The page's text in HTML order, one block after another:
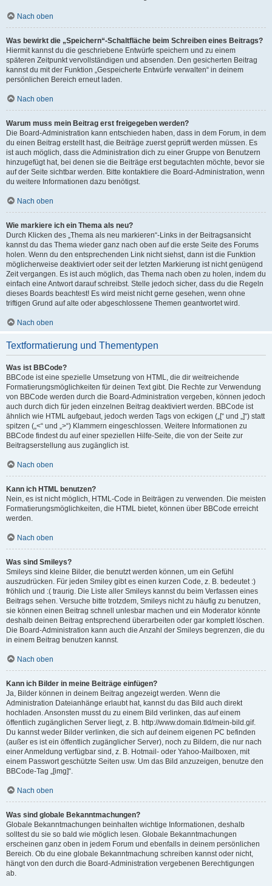
Nach oben
Was bewirkt die „Speichern“-Schaltfläche beim Schreiben eines Beitrags?
Hiermit kannst du die geschriebene Entwürfe speichern und zu einem
späteren Zeitpunkt vervollständigen und absenden. Den gesicherten Beitrag
kannst du mit der Funktion „Gespeicherte Entwürfe verwalten“ in deinem
persönlichen Bereich erneut laden.
Nach oben
Warum muss mein Beitrag erst freigegeben werden?
Die Board-Administration kann entschieden haben, dass in dem Forum, in dem
du einen Beitrag erstellt hast, die Beiträge zuerst geprüft werden müssen. Es
ist auch möglich, dass die Administration dich zu einer Gruppe von Benutzern
hinzugefügt hat, bei denen sie die Beiträge erst begutachten möchte, bevor sie
auf der Seite sichtbar werden. Bitte kontaktiere die Board-Administration, wenn
du weitere Informationen dazu benötigst.
Nach oben
Wie markiere ich ein Thema als neu?
Durch Klicken des „Thema als neu markieren“-Links in der Beitragsansicht
kannst du das Thema wieder ganz nach oben auf die erste Seite des Forums
holen. Wenn du den entsprechenden Link nicht siehst, dann ist die Funktion
möglicherweise deaktiviert oder seit der letzten Markierung ist nicht genügend
Zeit vergangen. Es ist auch möglich, das Thema nach oben zu holen, indem du
einfach eine Antwort darauf schreibst. Stelle jedoch sicher, dass du die Regeln
dieses Boards beachtest! Es wird meist nicht gerne gesehen, wenn ohne
triftigen Grund auf alte oder abgeschlossene Themen geantwortet wird.
Nach oben
Textformatierung und Thementypen
Was ist BBCode?
BBCode ist eine spezielle Umsetzung von HTML, die dir weitreichende
Formatierungsmöglichkeiten für deinen Text gibt. Die Rechte zur Verwendung
von BBCode werden durch die Board-Administration vergeben, können jedoch
auch durch dich für jeden einzelnen Beitrag deaktiviert werden. BBCode ist
ähnlich wie HTML aufgebaut, jedoch werden Tags von eckigen („[“ und „]“) statt
spitzen („<“ und „>“) Klammern eingeschlossen. Weitere Informationen zu
BBCode findest du auf einer speziellen Hilfe-Seite, die von der Seite zur
Beitragserstellung aus zugänglich ist.
Nach oben
Kann ich HTML benutzen?
Nein, es ist nicht möglich, HTML-Code in Beiträgen zu verwenden. Die meisten
Formatierungsmöglichkeiten, die HTML bietet, können über BBCode erreicht
werden.
Nach oben
Was sind Smileys?
Smileys sind kleine Bilder, die benutzt werden können, um ein Gefühl
auszudrücken. Für jeden Smiley gibt es einen kurzen Code, z. B. bedeutet :)
fröhlich und :( traurig. Die Liste aller Smileys kannst du beim Verfassen eines
Beitrags sehen. Versuche bitte trotzdem, Smileys nicht zu häufig zu benutzen,
sie können einen Beitrag schnell unlesbar machen und ein Moderator könnte
deshalb deinen Beitrag entsprechend überarbeiten oder gar komplett löschen.
Die Board-Administration kann auch die Anzahl der Smileys begrenzen, die du
in einem Beitrag benutzen kannst.
Nach oben
Kann ich Bilder in meine Beiträge einfügen?
Ja, Bilder können in deinem Beitrag angezeigt werden. Wenn die
Administration Dateianhänge erlaubt hat, kannst du das Bild auch direkt
hochladen. Ansonsten musst du zu einem Bild verlinken, das auf einem
öffentlich zugänglichen Server liegt, z. B. http://www.domain.tld/mein-bild.gif.
Du kannst weder Bilder verlinken, die sich auf deinem eigenen PC befinden
(außer es ist ein öffentlich zugänglicher Server), noch zu Bildern, die nur nach
einer Anmeldung verfügbar sind, z. B. Hotmail- oder Yahoo-Mailboxen, mit
einem Passwort geschützte Seiten usw. Um das Bild anzuzeigen, benutze den
BBCode-Tag „[img]“.
Nach oben
Was sind globale Bekanntmachungen?
Globale Bekanntmachungen beinhalten wichtige Informationen, deshalb
solltest du sie so bald wie möglich lesen. Globale Bekanntmachungen
erscheinen ganz oben in jedem Forum und ebenfalls in deinem persönlichen
Bereich. Ob du eine globale Bekanntmachung schreiben kannst oder nicht,
hängt von den durch die Board-Administration vergebenen Berechtigungen
ab.